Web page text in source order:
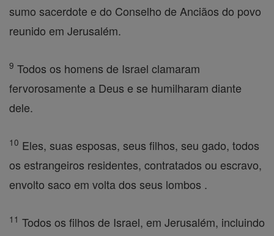
sumo sacerdote e do Conselho de Anciãos do povo
reunido em Jerusalém.
9 Todos os homens de Israel clamaram
fervorosamente a Deus e se humilharam diante
dele.
10 Eles, suas esposas, seus filhos, seu gado, todos
os estrangeiros residentes, contratados ou escravo,
envolto saco em volta dos seus lombos .
11 Todos os filhos de Israel, em Jerusalém, incluindo